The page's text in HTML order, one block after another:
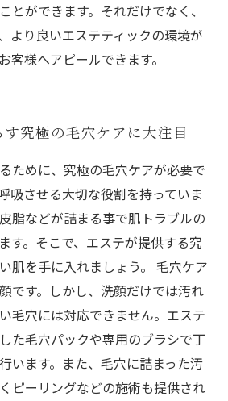
とができます。それだけでなく、
より良いエステティックの環境が
客様へアピールできます。
究極の毛穴ケアに大注目
ために、究極の毛穴ケアが必要で
吸させる大切な役割を持っていま
脂などが詰まる事で肌トラブルの
す。そこで、エステが提供する究
肌を手に入れましょう。 毛穴ケア
です。しかし、洗顔だけでは汚れ
毛穴には対応できません。エステ
た毛穴パックや専用のブラシで丁
います。また、毛穴に詰まった汚
ピーリングなどの施術も提供され